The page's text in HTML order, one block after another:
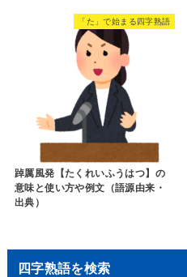
「た」で始まる四字熟語
踔厲風発【たくれいふうはつ】の
意味と使い方や例文（語源由来・
出典）
四字熟語を検索